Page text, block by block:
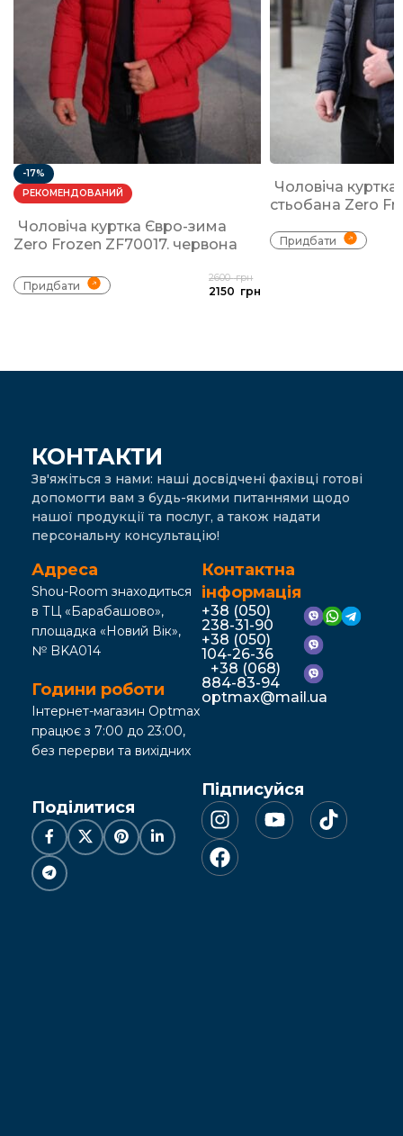
-17%
РЕКОМЕНДОВАНИЙ
Чоловіча куртка Євро-зима
Zero Frozen ZF70017. червона
Придбати
2600грн
2150 грн
Чоловіча
стьобана Zero
Придбати
КОНТАКТИ
Зв'яжіться з нами: наші досвідчені фахівці готові
допомогти вам з будь-якими питаннями щодо
нашої продукції та послуг, а також надати
персональну консультацію!
Адреса
Shou-Room знаходиться
в ТЦ «Барабашово»,
площадка «Новий Вік»,
№ BKA014
Години роботи
Інтернет-магазин Optmax
працює з 7:00 до 23:00,
без перерви та вихідних
Контактна
інформація
+38 (050)
238-31-90
+38 (050)
104-26-36
+38 (068)
884-83-94
optmax@mail.ua
Поділитися
Підписуйся